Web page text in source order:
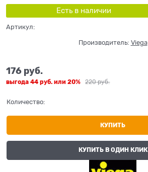
Есть в наличии
Артикул:
Производитель: Viega
220 руб.
176 руб.
выгода 44 руб. или 20%
Количество:
КУПИТЬ
КУПИТЬ В ОДИН КЛИК